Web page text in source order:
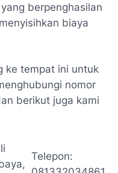
berpenghasilan
biaya
ke tempat ini untuk
nomor
berikut juga kami
Telepon: